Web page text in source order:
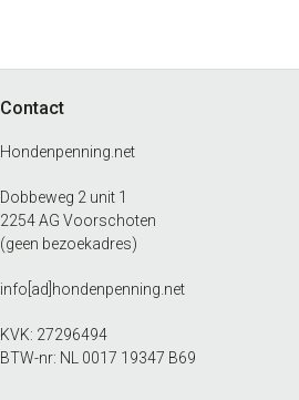
Contact
Hondenpenning.net
Dobbeweg 2 unit 1
2254 AG Voorschoten
(geen bezoekadres)
info[ad]hondenpenning.net
KVK: 27296494
BTW-nr: NL 0017 19347 B69